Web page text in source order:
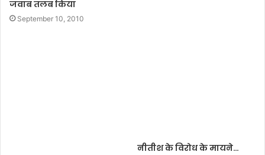
जवाब तलब किया
September 10, 2010
नीतीश के विरोध के मायने…